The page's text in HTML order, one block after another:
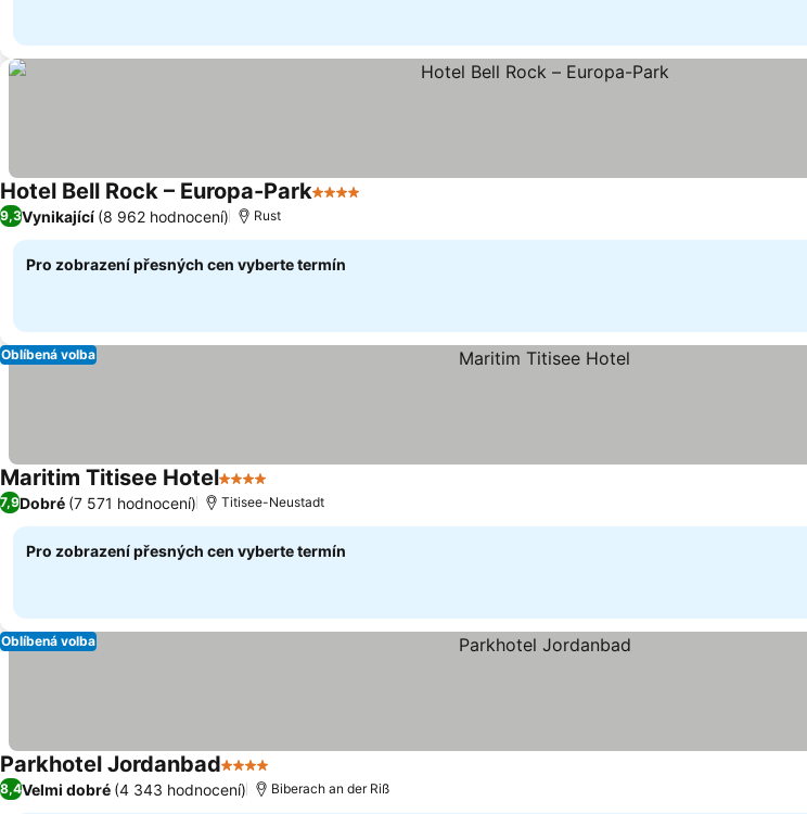
Hotel Bell Rock – Europa-Park4 Počet hvězdiček
9,3Vynikající (8 962 hodnocení) Rust
Pro zobrazení přesných cen vyberte termín
Oblíbená volba
Maritim Titisee Hotel4 Počet hvězdiček
7,9Dobré (7 571 hodnocení) Titisee-Neustadt
Pro zobrazení přesných cen vyberte termín
Oblíbená volba
Parkhotel Jordanbad4 Počet hvězdiček
8,4Velmi dobré (4 343 hodnocení) Biberach an der Riß